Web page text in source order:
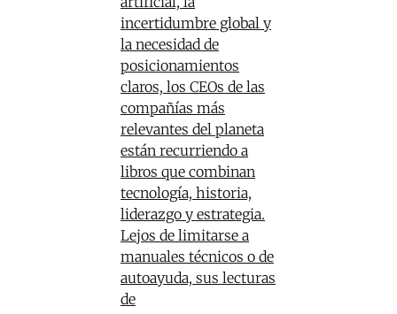
incertidumbre global y
la necesidad de
posicionamientos
claros, los CEOs de las
compañías más
relevantes del planeta
están recurriendo a
libros que combinan
tecnología, historia,
liderazgo y estrategia.
Lejos de limitarse a
manuales técnicos o de
autoayuda, sus lecturas
de